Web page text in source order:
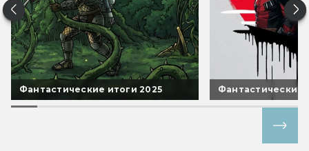
Фантастические итоги 2025 Фантастические